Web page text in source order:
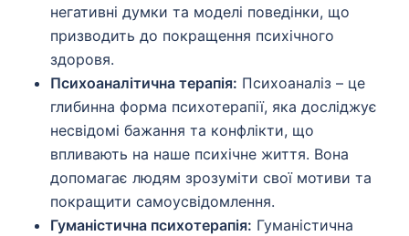
негативні думки та моделі поведінки, що
призводить до покращення психічного
здоровя.
Психоаналітична терапія: Психоаналіз – це
глибинна форма психотерапії, яка досліджує
несвідомі бажання та конфлікти, що
впливають на наше психічне життя. Вона
допомагає людям зрозуміти свої мотиви та
покращити самоусвідомлення.
Гуманістична психотерапія: Гуманістична